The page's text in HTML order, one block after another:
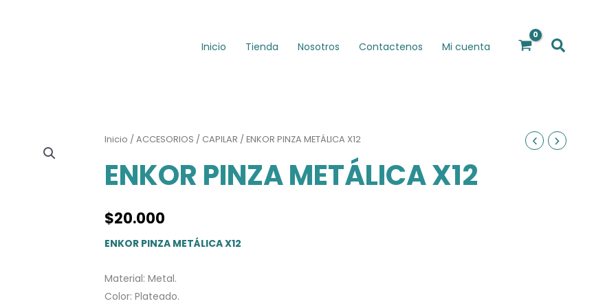
Inicio Tienda Nosotros Contactenos Mi cuenta Buscar
Inicio /ACCESORIOS / CAPILAR / ENKOR PINZA METÁLICA X12
ENKOR PINZA METÁLICA X12
$20.000
ENKOR PINZA METÁLICA X12
Material: Metal.
Color: Plateado.